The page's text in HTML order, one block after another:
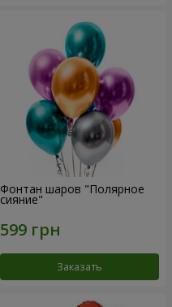
Фонтан шаров "Полярное
сияние"
Заказать